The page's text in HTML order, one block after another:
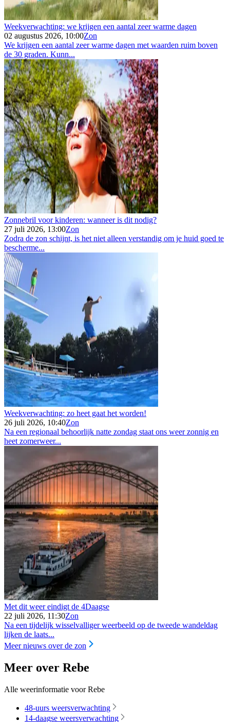
Weekverwachting: we krijgen een aantal zeer warme dagen
02 augustus 2026, 10:00Zon
We krijgen een aantal zeer warme dagen met waarden ruim boven
de 30 graden. Kunn...
Zonnebril voor kinderen: wanneer is dit nodig?
27 juli 2026, 13:00Zon
Zodra de zon schijnt, is het niet alleen verstandig om je huid goed te
bescherme...
Weekverwachting: zo heet gaat het worden!
26 juli 2026, 10:40Zon
Na een regionaal behoorlijk natte zondag staat ons weer zonnig en
heet zomerweer...
Met dit weer eindigt de 4Daagse
22 juli 2026, 11:30Zon
Na een tijdelijk wisselvalliger weerbeeld op de tweede wandeldag
lijken de laats...
Meer nieuws over de zon
Meer over Rebe
Alle weerinformatie voor Rebe
48-uurs weersverwachting
14-daagse weersverwachting